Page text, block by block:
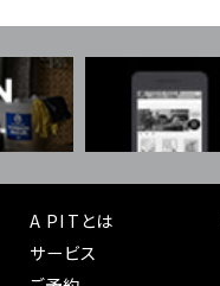
A PITとは
サービス